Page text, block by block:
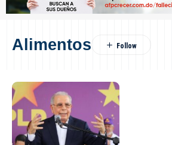
Alimentos